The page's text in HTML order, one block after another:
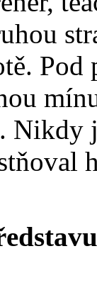
Pod
Nikdy